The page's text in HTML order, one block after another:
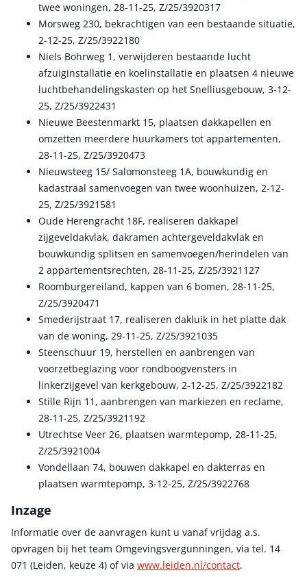
twee woningen, 28-11-25, Z/25/3920317
Morsweg 230, bekrachtigen van een bestaande situatie,
2-12-25, Z/25/3922180
Niels Bohrweg 1, verwijderen bestaande lucht
afzuiginstallatie en koelinstallatie en plaatsen 4 nieuwe
luchtbehandelingskasten op het Snelliusgebouw, 3-12-
25, Z/25/3922431
Nieuwe Beestenmarkt 15, plaatsen dakkapellen en
omzetten meerdere huurkamers tot appartementen,
28-11-25, Z/25/3920473
Nieuwsteeg 15/ Salomonsteeg 1A, bouwkundig en
kadastraal samenvoegen van twee woonhuizen, 2-12-
25, Z/25/3921581
Oude Herengracht 18F, realiseren dakkapel
zijgeveldakvlak, dakramen achtergeveldakvlak en
bouwkundig splitsen en samenvoegen/herindelen van
2 appartementsrechten, 28-11-25, Z/25/3921127
Roomburgereiland, kappen van 6 bomen, 28-11-25,
Z/25/3920471
Smederijstraat 17, realiseren dakluik in het platte dak
van de woning, 29-11-25, Z/25/3921035
Steenschuur 19, herstellen en aanbrengen van
voorzetbeglazing voor rondboogvensters in
linkerzijgevel van kerkgebouw, 2-12-25, Z/25/3922182
Stille Rijn 11, aanbrengen van markiezen en reclame,
28-11-25, Z/25/3921192
Utrechtse Veer 26, plaatsen warmtepomp, 28-11-25,
Z/25/3921004
Vondellaan 74, bouwen dakkapel en dakterras en
plaatsen warmtepomp, 3-12-25, Z/25/3922768
Inzage
Informatie over de aanvragen kunt u vanaf vrijdag a.s.
opvragen bij het team Omgevingsvergunningen, via tel. 14
071 (Leiden, keuze 4) of via www.leiden.nl/contact.